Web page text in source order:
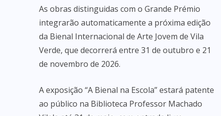
As obras distinguidas com o Grande Prémio
integrarão automaticamente a próxima edição
da Bienal Internacional de Arte Jovem de Vila
Verde, que decorrerá entre 31 de outubro e 21
de novembro de 2026.
A exposição “A Bienal na Escola” estará patente
ao público na Biblioteca Professor Machado